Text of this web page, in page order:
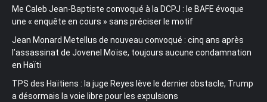
Me Caleb Jean-Baptiste convoqué à la DCPJ : le BAFE évoque
une « enquête en cours » sans préciser le motif
Jean Monard Metellus de nouveau convoqué : cinq ans après
l’assassinat de Jovenel Moïse, toujours aucune condamnation
en Haïti
TPS des Haïtiens : la juge Reyes lève le dernier obstacle, Trump
a désormais la voie libre pour les expulsions